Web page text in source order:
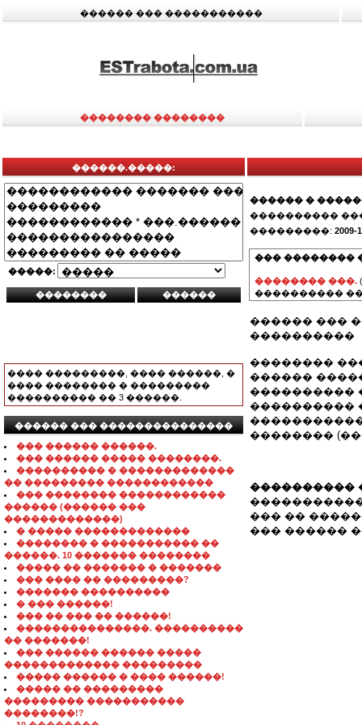
������ ��� �����������
�������� ��������
������.�����:
�����:
���� ���������, ���� ������, �
���� �������� � ���������
���������� �� 3 ������.
������ ��� ���������������
��� ������ ������.
��� ������ ����� ��������.
���������� � �������������
�� ��������� ������������
��� �������� ������������
������ (������ ���
�������������)
� ����� �������������
�������� � ����������� ��
������. 10 ������� ��������
����� �� ������� � �������
��� ���� �� ���������?
������� ����������
� ��� ������!
��� �� ��� �� ������!
���������������. ����������
�� �������!
��� ������ ������ �����
������������� ���������
����� ������ � ���� ������!
����� �� ���������
��������� �����������
��������!?
������ �
����������
���������: 2009-
��� ��������
�������� ���.
����������
������ ���
����������
��������
������
����������
����������
��������
����������
�����������
��� ��
��� ������ ���: